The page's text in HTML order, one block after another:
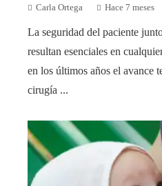
Carla Ortega Hace 7 meses
La seguridad del paciente
resultan esenciales en
en los últimos años el avance
cirugía ...